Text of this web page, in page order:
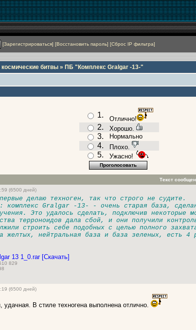
[Зарегистрироваться] [Восстановить пароль] [Сброс IP фильтра]
битвы » ПБ "Комплекс Gralgar -13-"
1. Отлично!
2. Хорошо.
3. Нормально
4. Плохо.
5. Ужасно!
Текст
(6500 дней)
делаю техноген, так что строго не судите.
комплекс Gralgar -13- - очень старая база,
Это удалось сделать, подключив некоторые
терроноидов дала сбой, и они получили
строить себе подобных с целью полного
желтых, нейтральная база и база зеленых, есть 4
13 1_0.rar [Скачать]
829
(6500 дней)
удачная. В стиле техногена выполнена отлично.